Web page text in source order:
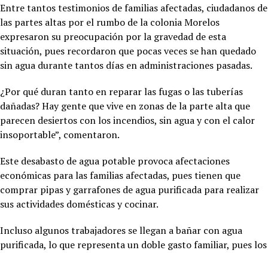
Entre tantos testimonios de familias afectadas, ciudadanos de
las partes altas por el rumbo de la colonia Morelos
expresaron su preocupación por la gravedad de esta
situación, pues recordaron que pocas veces se han quedado
sin agua durante tantos días en administraciones pasadas.
¿Por qué duran tanto en reparar las fugas o las tuberías
dañadas? Hay gente que vive en zonas de la parte alta que
parecen desiertos con los incendios, sin agua y con el calor
insoportable”, comentaron.
Este desabasto de agua potable provoca afectaciones
económicas para las familias afectadas, pues tienen que
comprar pipas y garrafones de agua purificada para realizar
sus actividades domésticas y cocinar.
Incluso algunos trabajadores se llegan a bañar con agua
purificada, lo que representa un doble gasto familiar, pues los